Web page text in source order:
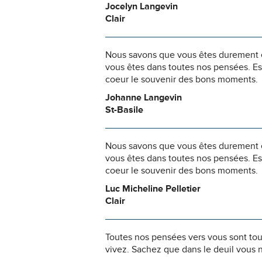
Jocelyn Langevin
Clair
Nous savons que vous êtes
vous êtes dans toutes nos pensées.
coeur le souvenir des bons moments.
Johanne Langevin
St-Basile
Nous savons que vous êtes
vous êtes dans toutes nos pensées.
coeur le souvenir des bons moments.
Luc Micheline Pelletier
Clair
Toutes nos pensées vers vous sont
vivez. Sachez que dans le deuil vous